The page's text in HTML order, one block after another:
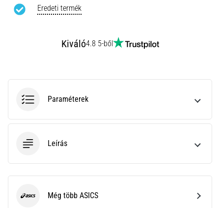
gyakori
egészségügyi
Minden cikk
megjelenítése
Eredeti termék
Kiváló4.8 5-ből
Paraméterek
Leírás
ASICS Még több ASICS